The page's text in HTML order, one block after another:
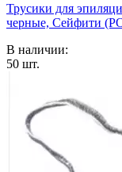
Трусики для
черные, Сейфити
В наличии:
50 шт.